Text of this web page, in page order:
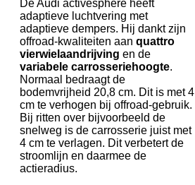
De Audi activesphere heeft
adaptieve luchtvering met
adaptieve dempers. Hij dankt zijn
offroad-kwaliteiten aan quattro
vierwielaandrijving en de
variabele carrosseriehoogte.
Normaal bedraagt de
bodemvrijheid 20,8 cm. Dit is met 4
cm te verhogen bij offroad-gebruik.
Bij ritten over bijvoorbeeld de
snelweg is de carrosserie juist met
4 cm te verlagen. Dit verbetert de
stroomlijn en daarmee de
actieradius.